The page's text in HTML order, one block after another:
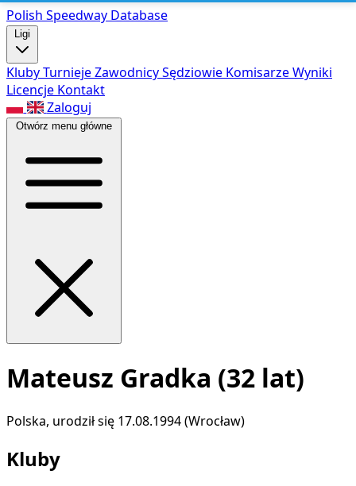
Polish Speedway Database
Ligi
KlubyTurniejeZawodnicySędziowie KomisarzeWyniki
Licencje Kontakt
Zaloguj
Otwórz menu główne
Mateusz Gradka (32 lat)
Polska, urodził się 17.08.1994 (Wrocław)
Kluby